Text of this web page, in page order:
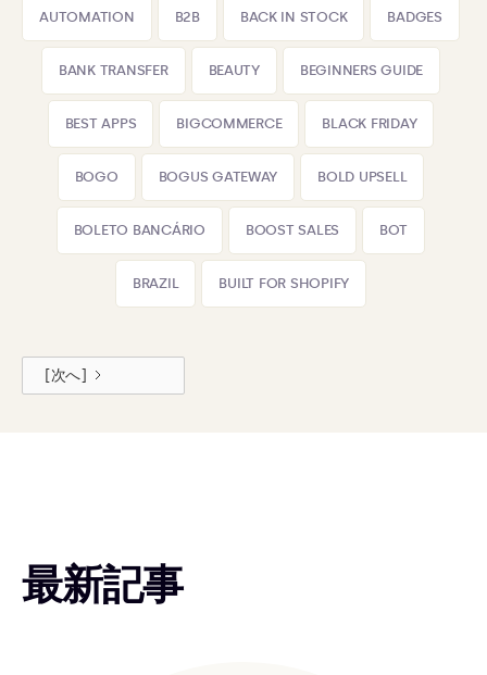
AUTOMATION B2B BACK IN STOCK BADGES
BANK TRANSFER BEAUTY BEGINNERS GUIDE
BEST APPS BIGCOMMERCE BLACK FRIDAY
BOGO BOGUS GATEWAY BOLD UPSELL
BOLETO BANCÁRIO BOOST SALES BOT
BRAZIL BUILT FOR SHOPIFY
[次へ]
最新記事